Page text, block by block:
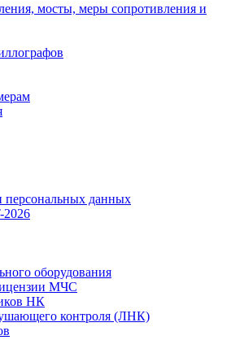
мосты, меры сопротивления и
персональных данных
2026
оборудования
МЧС
НК
контроля (ЛНК)